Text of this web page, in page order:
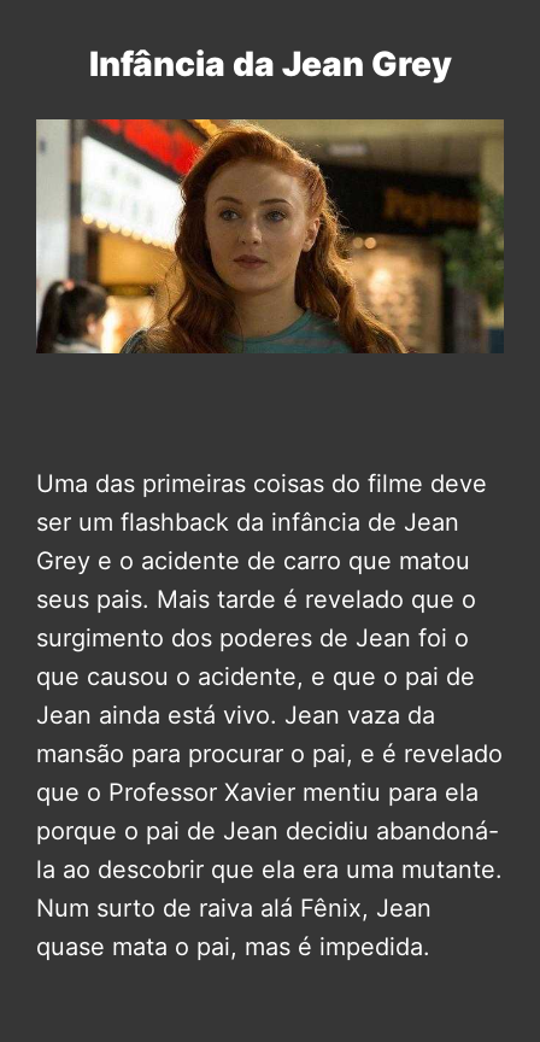
Infância da Jean Grey
Uma das primeiras coisas do filme deve
ser um flashback da infância de Jean
Grey e o acidente de carro que matou
seus pais. Mais tarde é revelado que o
surgimento dos poderes de Jean foi o
que causou o acidente, e que o pai de
Jean ainda está vivo. Jean vaza da
mansão para procurar o pai, e é revelado
que o Professor Xavier mentiu para ela
porque o pai de Jean decidiu abandoná-
la ao descobrir que ela era uma mutante.
Num surto de raiva alá Fênix, Jean
quase mata o pai, mas é impedida.